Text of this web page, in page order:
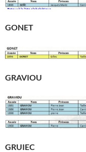
GONET
GRAVIOU
GRUIEC